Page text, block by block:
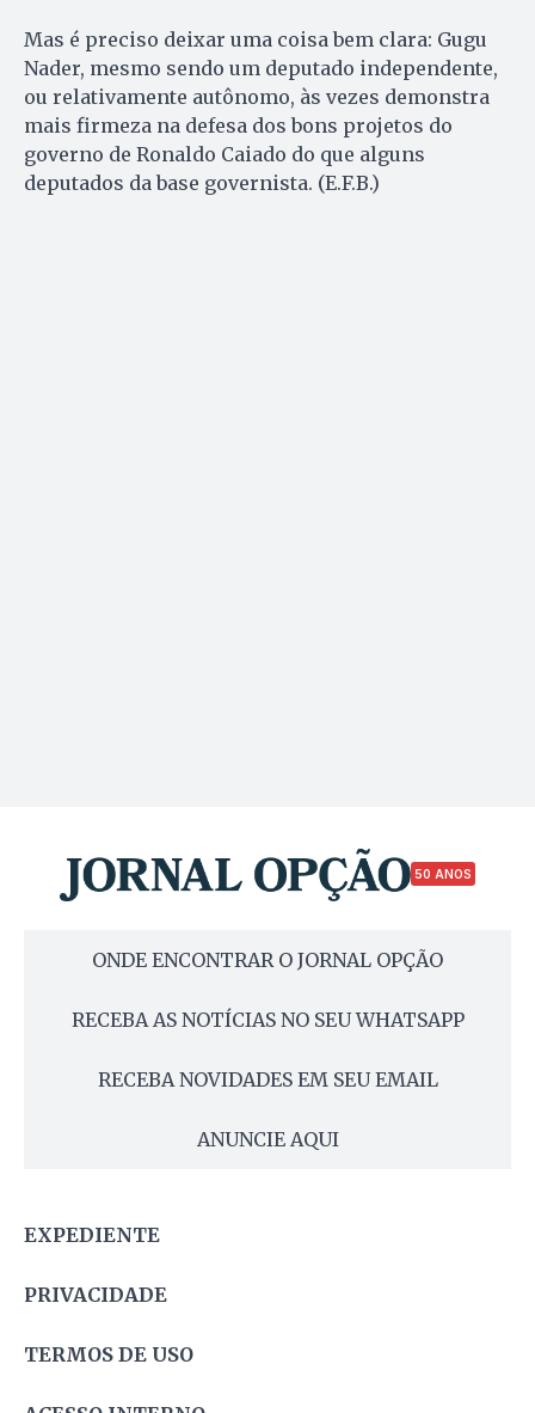
Mas é preciso deixar uma coisa bem clara: Gugu
Nader, mesmo sendo um deputado independente,
ou relativamente autônomo, às vezes demonstra
mais firmeza na defesa dos bons projetos do
governo de Ronaldo Caiado do que alguns
deputados da base governista. (E.F.B.)
50 ANOS
ONDE ENCONTRAR O JORNAL OPÇÃO
RECEBA AS NOTÍCIAS NO SEU WHATSAPP
RECEBA NOVIDADES EM SEU EMAIL
ANUNCIE AQUI
EXPEDIENTE
PRIVACIDADE
TERMOS DE USO